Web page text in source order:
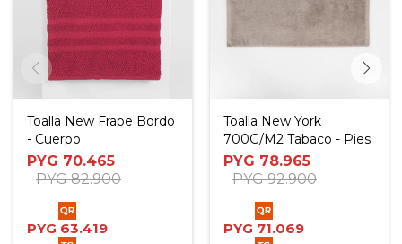
Toalla New Frape Bordo
- Cuerpo
PYG 70.465
PYG 82.900
PYG 63.419
Toalla New York
700G/M2 Tabaco - Pies
PYG 78.965
PYG 92.900
PYG 71.069